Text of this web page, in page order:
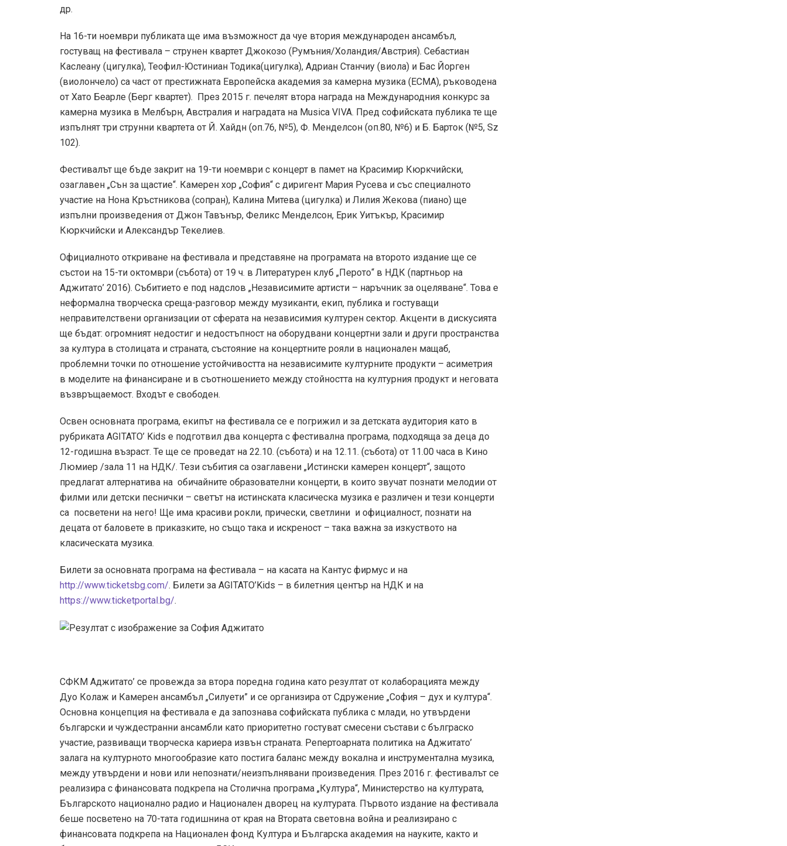
др.
На 16-ти ноември публиката ще има възможност да чуе втория международен ансамбъл,
гостуващ на фестивала – струнен квартет Джокозо (Румъния/Холандия/Австрия). Себастиан
Каслеану (цигулка), Теофил-Юстиниан Тодика(цигулка), Адриан Станчиу (виола) и Бас Йорген
(виолончело) са част от престижната Европейска академия за камерна музика (ECMA), ръководена
от Хато Беарле (Берг квартет). През 2015 г. печелят втора награда на Международния конкурс за
камерна музика в Мелбърн, Австралия и наградата на Musica VIVA. Пред софийската публика те ще
изпълнят три струнни квартета от Й. Хайдн (оп.76, №5), Ф. Менделсон (оп.80, №6) и Б. Барток (№5, Sz
102).
Фестивалът ще бъде закрит на 19-ти ноември с концерт в памет на Красимир Кюркчийски,
озаглавен „Сън за щастие“. Камерен хор „София“ с диригент Мария Русева и със специалното
участие на Нона Кръстникова (сопран), Калина Митева (цигулка) и Лилия Жекова (пиано) ще
изпълни произведения от Джон Тавънър, Феликс Менделсон, Ерик Уитъкър, Красимир
Кюркчийски и Александър Текелиев.
Официалното откриване на фестивала и представяне на програмата на второто издание ще се
състои на 15-ти октомври (събота) от 19 ч. в Литературен клуб „Перото“ в НДК (партньор на
Аджитато’ 2016). Събитието е под надслов „Независимите артисти – наръчник за оцеляване“. Това е
неформална творческа среща-разговор между музиканти, екип, публика и гостуващи
неправителствени организации от сферата на независимия културен сектор. Акценти в дискусията
ще бъдат: огромният недостиг и недостъпност на оборудвани концертни зали и други пространства
за култура в столицата и страната, състояние на концертните рояли в национален мащаб,
проблемни точки по отношение устойчивостта на независимите културните продукти – асиметрия
в моделите на финансиране и в съотношението между стойността на културния продукт и неговата
възвръщаемост. Входът е свободен.
Освен основната програма, екипът на фестивала се е погрижил и за детската аудитория като в
рубриката AGITATO’ Kids е подготвил два концерта с фестивална програма, подходяща за деца до
12-годишна възраст. Те ще се проведат на 22.10. (събота) и на 12.11. (събота) от 11.00 часа в Кино
Люмиер /зала 11 на НДК/. Тези събития са озаглавени „Истински камерен концерт“, защото
предлагат алтернатива на обичайните образователни концерти, в които звучат познати мелодии от
филми или детски песнички – светът на истинската класическа музика е различен и тези концерти
са посветени на него! Ще има красиви рокли, прически, светлини и официалност, познати на
децата от баловете в приказките, но също така и искреност – така важна за изкуството на
класическата музика.
Билети за основната програма на фестивала – на касата на Кантус фирмус и на
http://www.ticketsbg.com/. Билети за AGITATO’Kids – в билетния център на НДК и на
https://www.ticketportal.bg/.
СФКМ Аджитато’ се провежда за втора поредна година като резултат от колаборацията между
Дуо Колаж и Камерен ансамбъл „Силуети” и се организира от Сдружение „София – дух и култура“.
Основна концепция на фестивала е да запознава софийската публика с млади, но утвърдени
български и чуждестранни ансамбли като приоритетно гостуват смесени състави с бълграско
участие, развиващи творческа кариера извън страната. Репертоарната политика на Аджитато’
залага на културното многообразие като постига баланс между вокална и инструментална музика,
между утвърдени и нови или непознати/неизпълнявани произведения. През 2016 г. фестивалът се
реализира с финансовата подкрепа на Столична програма „Култура“, Министерство на културата,
Българското национално радио и Национален дворец на културата. Първото издание на фестивала
беше посветено на 70-тата годишнина от края на Втората световна война и реализирано с
финансовата подкрепа на Национален фонд Култура и Българска академия на науките, както и